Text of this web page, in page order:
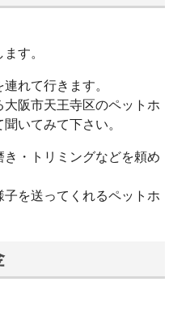
す。
れて行きます。
阪市天王寺区のペットホ
いてみて下さい。
・トリミングなどを頼め
を送ってくれるペットホ